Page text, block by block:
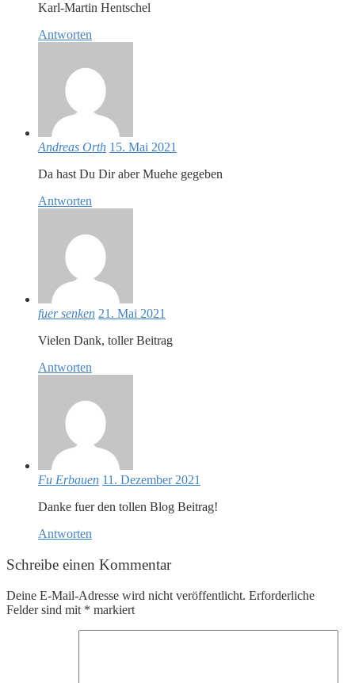
Karl-Martin Hentschel
Antworten
Andreas Orth 15. Mai 2021
Da hast Du Dir aber Muehe gegeben
Antworten
fuer senken 21. Mai 2021
Vielen Dank, toller Beitrag
Antworten
Fu Erbauen 11. Dezember 2021
Danke fuer den tollen Blog Beitrag!
Antworten
Schreibe einen Kommentar
Deine E-Mail-Adresse wird nicht veröffentlicht. Erforderliche
Felder sind mit * markiert